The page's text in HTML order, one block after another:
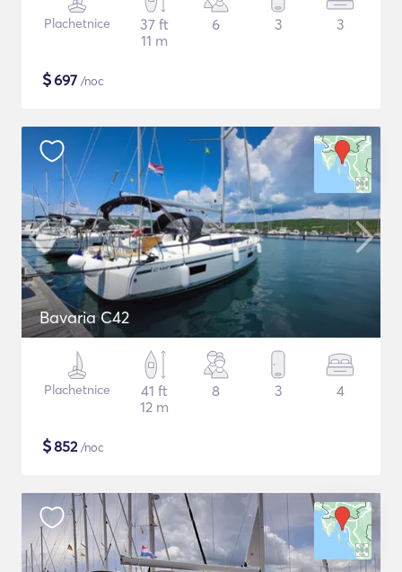
Plachetnice
37 ft
11 m
6 3 3
$697 /noc
Bavaria C42
Plachetnice
41 ft
12 m
8 3 4
$852/noc